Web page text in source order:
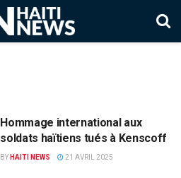
Hommage international aux
soldats haïtiens tués à Kenscoff
BY HAITI NEWS 21 AVRIL 2025